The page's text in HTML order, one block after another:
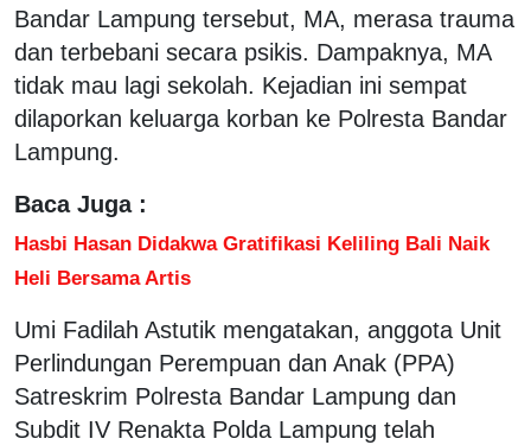
Bandar Lampung tersebut, MA, merasa trauma
dan terbebani secara psikis. Dampaknya, MA
tidak mau lagi sekolah. Kejadian ini sempat
dilaporkan keluarga korban ke Polresta Bandar
Lampung.
Baca Juga :
Hasbi Hasan Didakwa Gratifikasi Keliling Bali Naik
Heli Bersama Artis
Umi Fadilah Astutik mengatakan, anggota Unit
Perlindungan Perempuan dan Anak (PPA)
Satreskrim Polresta Bandar Lampung dan
Subdit IV Renakta Polda Lampung telah